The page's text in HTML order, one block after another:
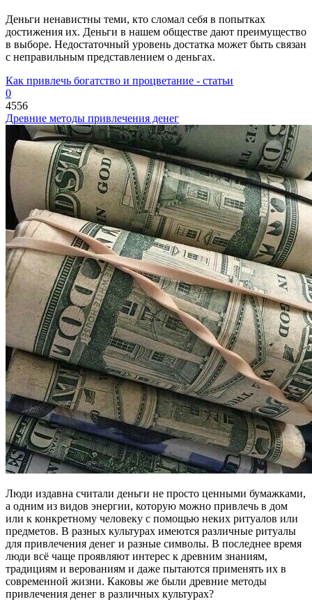
Деньги ненавистны теми, кто сломал себя в попытках
достижения их. Деньги в нашем обществе дают преимущество
в выборе. Недостаточный уровень достатка может быть связан
с неправильным представлением о деньгах.
Как привлечь богатство и процветание - статьи
0
4556
Древние методы привлечения денег
Люди издавна считали деньги не просто ценными бумажками,
а одним из видов энергии, которую можно привлечь в дом
или к конкретному человеку с помощью неких ритуалов или
предметов. В разных культурах имеются различные ритуалы
для привлечения денег и разные символы. В последнее время
люди всё чаще проявляют интерес к древним знаниям,
традициям и верованиям и даже пытаются применять их в
современной жизни. Каковы же были древние методы
привлечения денег в различных культурах?